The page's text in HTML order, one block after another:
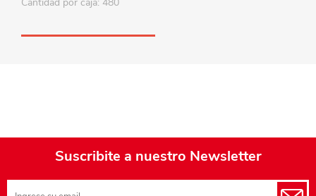
Suscribite a nuestro Newsletter